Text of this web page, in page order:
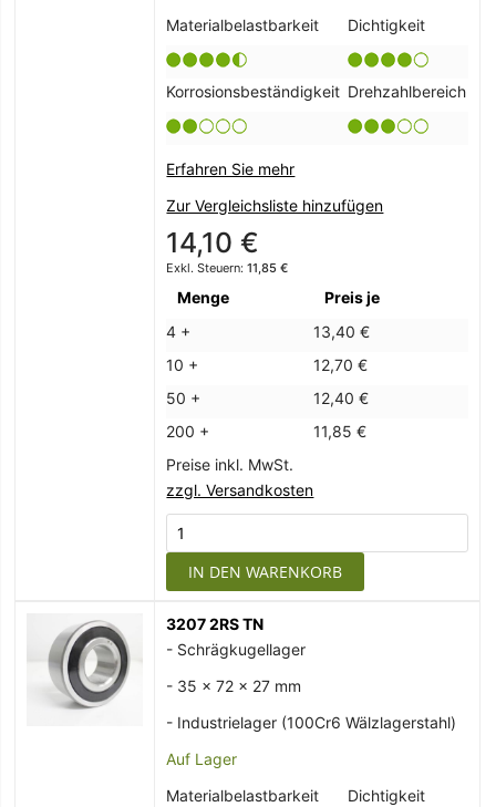
Materialbelastbarkeit
Dichtigkeit
Korrosionsbeständigkeit Drehzahlbereich
Erfahren Sie mehr
Zur Vergleichsliste hinzufügen
14,10 €
11,85 €
Menge
Preis je
4 +
13,40 €
10 +
12,70 €
50 +
12,40 €
200 +
11,85 €
Preise inkl. MwSt.
zzgl. Versandkosten
IN DEN WARENKORB
3207 2RS TN
- Schrägkugellager
- 35 x 72 x 27 mm
- Industrielager (100Cr6 Wälzlagerstahl)
Auf Lager
Materialbelastbarkeit
Dichtigkeit